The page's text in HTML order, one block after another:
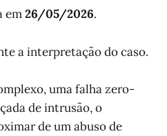
em26/05/2026.
a interpretação do caso.
uma falha zero-
de intrusão, o
de um abuso de